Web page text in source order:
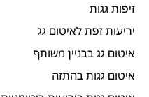
זיפות גגות
יריעות זפת לאיטום גג
איטום גג בבניין משותף
איטום גגות בהתזה